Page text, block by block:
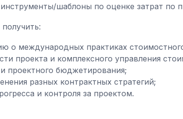
шаблоны по оценке затрат по
о международных практиках
проекта и комплексного управления
проектного бюджетирования;
разных контрактных стратегий;
и контроля за проектом.